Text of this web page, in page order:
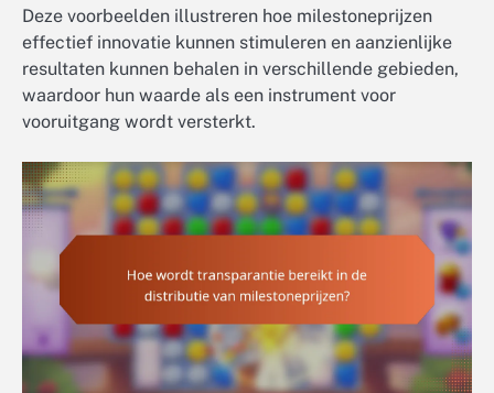
Deze voorbeelden illustreren hoe milestoneprijzen
effectief innovatie kunnen stimuleren en aanzienlijke
resultaten kunnen behalen in verschillende gebieden,
waardoor hun waarde als een instrument voor
vooruitgang wordt versterkt.